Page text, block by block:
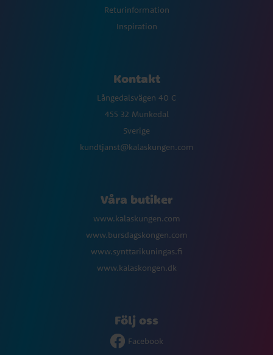
Returinformation
Inspiration
Kontakt
Långedalsvägen 40 C
455 32 Munkedal
Sverige
kundtjanst@kalaskungen.com
Våra butiker
www.kalaskungen.com
www.bursdagskongen.com
www.synttarikuningas.fi
www.kalaskongen.dk
Följ oss
Facebook